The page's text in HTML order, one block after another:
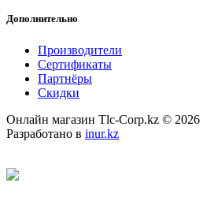
Дополнительно
Производители
Сертификаты
Партнёры
Скидки
Онлайн магазин Tlc-Corp.kz © 2026
Разработано в inur.kz